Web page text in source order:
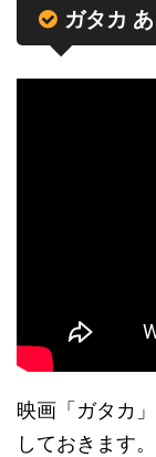
ガタカ
映画「ガタカ
しておきます。